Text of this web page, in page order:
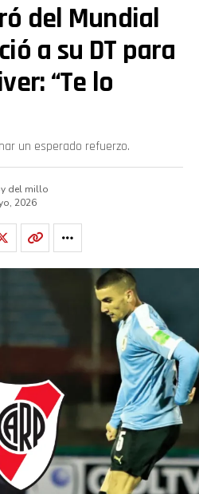
del Mundial
a su DT para
“Te lo
un esperado refuerzo.
del millo
2026